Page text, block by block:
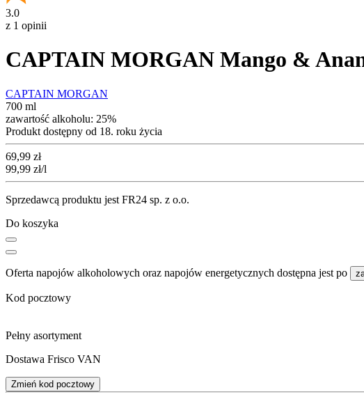
3.0
z 1 opinii
CAPTAIN MORGAN Mango &
CAPTAIN MORGAN
700 ml
zawartość alkoholu: 25%
Produkt dostępny od 18. roku życia
Cena
69,99 zł
99,99 zł/l
Sprzedawcą produktu jest FR24 sp. z o.o.
Do koszyka
Oferta napojów alkoholowych oraz napojów energetycznych dostępna jest po
Kod pocztowy
Pełny asortyment
Dostawa Frisco VAN
Zmień kod pocztowy